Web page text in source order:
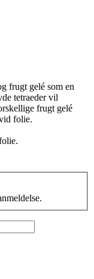
frugt gelé som en
tetraeder vil
frugt gelé
folie.